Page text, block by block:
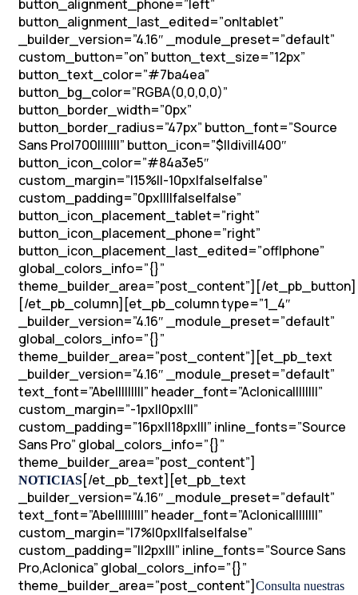
button_alignment_phone=”left”
button_alignment_last_edited=”on|tablet”
_builder_version=”4.16″ _module_preset=”default”
custom_button=”on” button_text_size=”12px”
button_text_color=”#7ba4ea”
button_bg_color=”RGBA(0,0,0,0)”
button_border_width=”0px”
button_border_radius=”47px” button_font=”Source
Sans Pro|700|||||||” button_icon=”$||divi||400″
button_icon_color=”#84a3e5″
custom_margin=”|15%||-10px|false|false”
custom_padding=”0px||||false|false”
button_icon_placement_tablet=”right”
button_icon_placement_phone=”right”
button_icon_placement_last_edited=”off|phone”
global_colors_info=”{}”
theme_builder_area=”post_content”][/et_pb_button]
[/et_pb_column][et_pb_column type=”1_4″
_builder_version=”4.16″ _module_preset=”default”
global_colors_info=”{}”
theme_builder_area=”post_content”][et_pb_text
_builder_version=”4.16″ _module_preset=”default”
text_font=”Abel||||||||” header_font=”Aclonica||||||||”
custom_margin=”-1px||0px|||”
custom_padding=”16px||18px|||” inline_fonts=”Source
Sans Pro” global_colors_info=”{}”
theme_builder_area=”post_content”]
NOTICIAS[/et_pb_text][et_pb_text
_builder_version=”4.16″ _module_preset=”default”
text_font=”Abel||||||||” header_font=”Aclonica||||||||”
custom_margin=”|7%|0px||false|false”
custom_padding=”||2px|||” inline_fonts=”Source Sans
Pro,Aclonica” global_colors_info=”{}”
theme_builder_area=”post_content”] Consulta nuestras